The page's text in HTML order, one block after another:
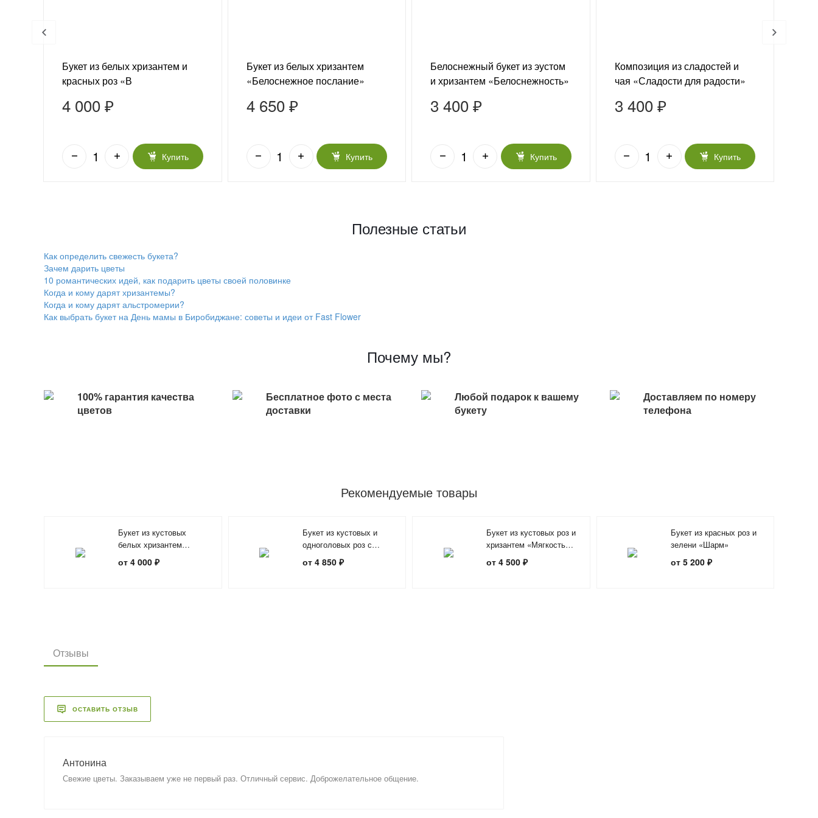
Букет из белых хризантем и
красных роз «В
4 000 ₽
Купить
Букет из белых хризантем
«Белоснежное послание»
4 650 ₽
Купить
Белоснежный букет из эустом
и хризантем «Белоснежность»
3 400 ₽
Купить
Композиция из сладостей и
чая «Сладости для радости»
3 400 ₽
Купить
Полезные статьи
Как определить свежесть букета?
Зачем дарить цветы
10 романтических идей, как подарить цветы своей половинке
Когда и кому дарят хризантемы?
Когда и кому дарят альстромерии?
Как выбрать букет на День мамы в Биробиджане: советы и идеи от Fast Flower
Почему мы?
100% гарантия качества
цветов
Бесплатное фото с места
доставки
Любой подарок к вашему
букету
Доставляем по номеру
телефона
Рекомендуемые товары
Букет из кустовых
белых хризантем
«Воздушный букет»
от 4 000 ₽
Букет из кустовых и
одноголовых роз с
зеленью «Микс из роз»
от 4 850 ₽
Букет из кустовых роз и
хризантем «Мягкость
контрастов»
от 4 500 ₽
Букет из красных роз и
зелени «Шарм»
от 5 200 ₽
Отзывы
ОСТАВИТЬ ОТЗЫВ
Антонина
Свежие цветы. Заказываем уже не первый раз. Отличный сервис. Доброжелательное общение.